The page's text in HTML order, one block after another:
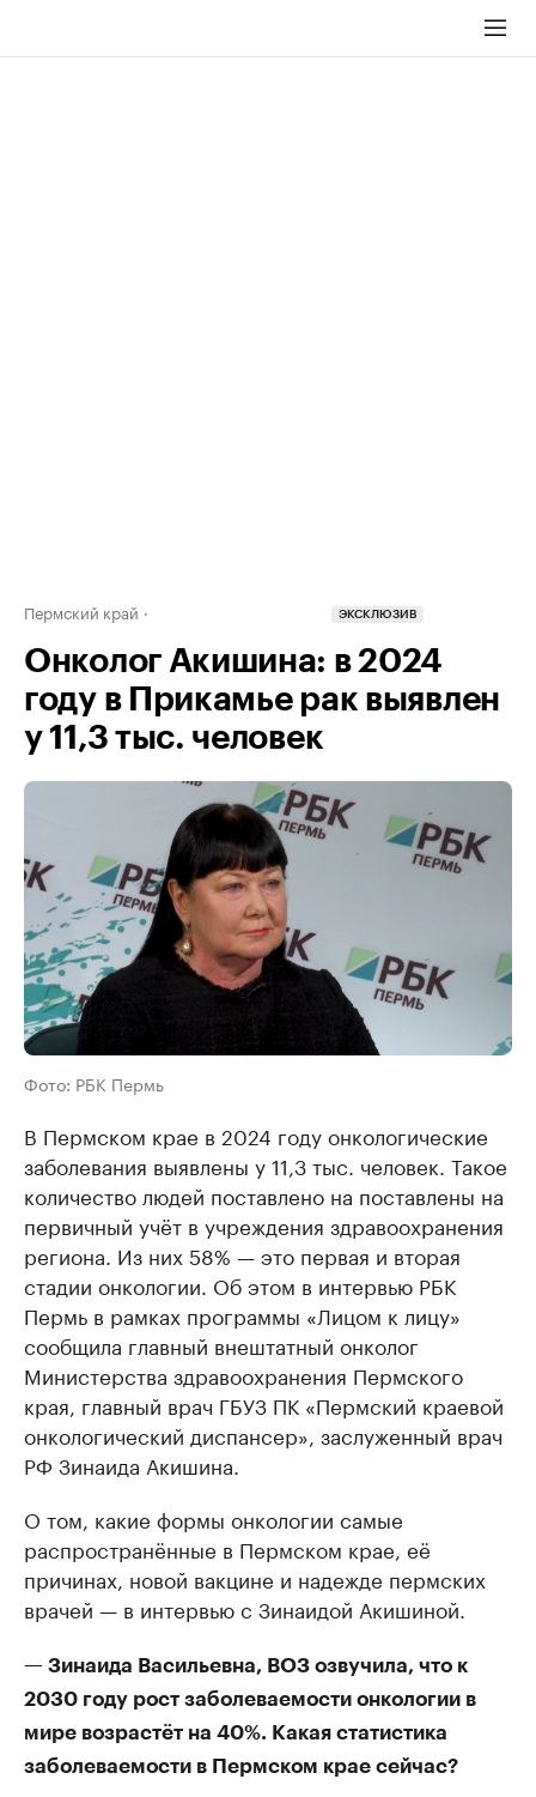
Пермский край ЭКСКЛЮЗИВ
Онколог Акишина: в 2024
году в Прикамье рак выявлен
у 11,3 тыс. человек
Фото: РБК Пермь
В Пермском крае в 2024 году онкологические
заболевания выявлены у 11,3 тыс. человек. Такое
количество людей поставлено на поставлены на
первичный учёт в учреждения здравоохранения
региона. Из них 58% — это первая и вторая
стадии онкологии. Об этом в интервью РБК
Пермь в рамках программы «Лицом к лицу»
сообщила главный внештатный онколог
Министерства здравоохранения Пермского
края, главный врач ГБУЗ ПК «Пермский краевой
онкологический диспансер», заслуженный врач
РФ Зинаида Акишина.
О том, какие формы онкологии самые
распространённые в Пермском крае, её
причинах, новой вакцине и надежде пермских
врачей — в интервью с Зинаидой Акишиной.
— Зинаида Васильевна, ВОЗ озвучила, что к
2030 году рост заболеваемости онкологии в
мире возрастёт на 40%. Какая статистика
заболеваемости в Пермском крае сейчас?